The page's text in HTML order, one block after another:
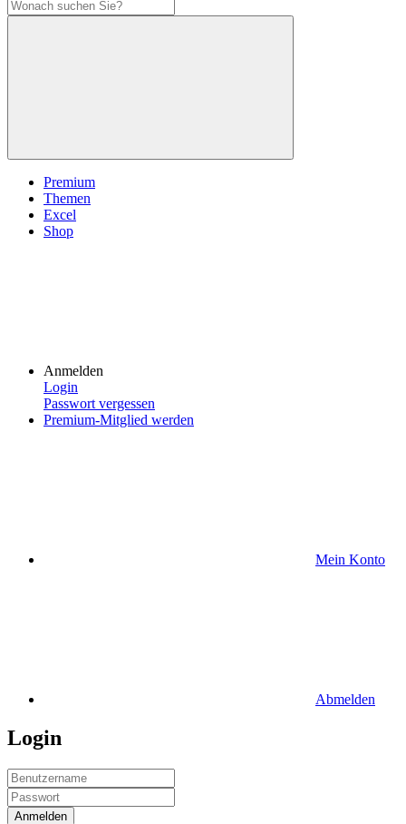
Premium
Themen
Excel
Shop
Anmelden
Login
Passwort vergessen
Premium-Mitglied werden
Mein Konto
Abmelden
Login
Anmelden